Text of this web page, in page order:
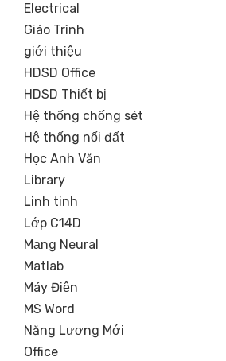
Electrical
Giáo Trình
giới thiệu
HDSD Office
HDSD Thiết bị
Hệ thống chống sét
Hệ thống nối đất
Học Anh Văn
Library
Linh tinh
Lớp C14D
Mạng Neural
Matlab
Máy Điện
MS Word
Năng Lượng Mới
Office